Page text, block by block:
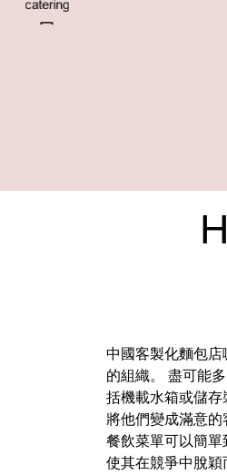
中國客製化麵包
的組織。 盡可能
括機載水箱或儲
將他們變成滿意
餐飲菜單可以簡單
使其在競爭中脫穎